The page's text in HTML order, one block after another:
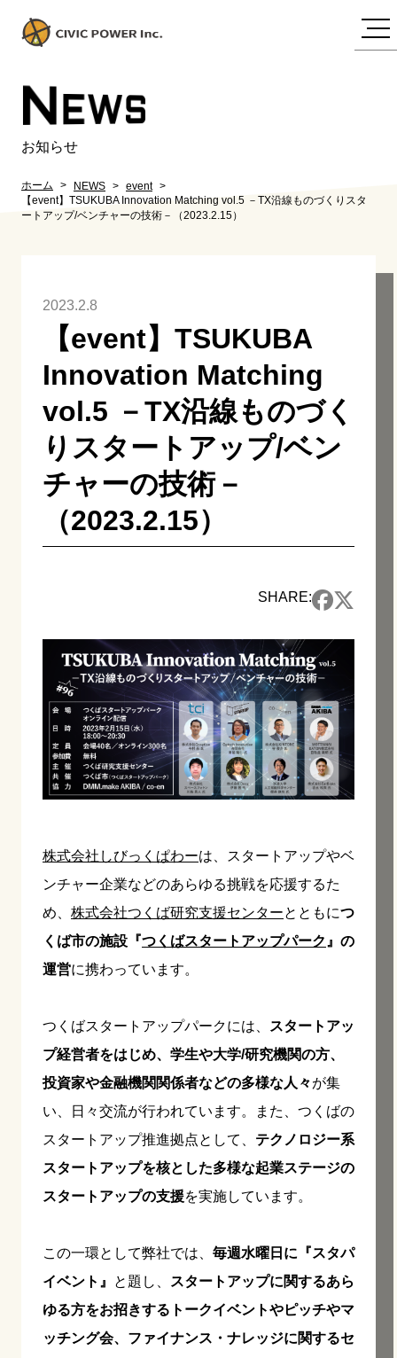
NEWS
お知らせ
ホーム NEWS
event
【event】TSUKUBA Innovation Matching vol.5 －TX沿線ものづくりスタ
ートアップ/ベンチャーの技術－（2023.2.15）
2023.2.8
【event】TSUKUBA
Innovation Matching
vol.5 －TX沿線ものづく
りスタートアップ/ベン
チャーの技術－
（2023.2.15）
SHARE:
株式会社しびっくぱわーは、スタートアップやベ
ンチャー企業などのあらゆる挑戦を応援するた
め、 株式会社つくば研究支援センターとともにつ
くば市の施設『つくばスタートアップパーク 』の
運営に携わっています。
つくばスタートアップパークには、
スタートアッ
プ経営者をはじめ、学生や大学/研究機関の方、
投資家や金融機関関係者などの多様な人々が集
い、日々交流が行われています。また、つくばの
スタートアップ推進拠点として、 テクノロジー系
スタートアップを核とした多様な起業ステージの
スタートアップの支援を実施しています。
この一環として弊社では、 毎週水曜日に『スタパ
イベント』
と題し、
スタートアップに関するあら
ゆる方をお招きするトークイベントやピッチやマ
ッチング会、ファイナンス・ナレッジに関するセ